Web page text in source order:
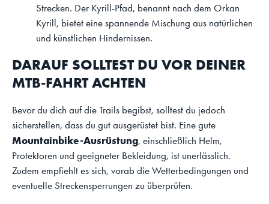
Strecken. Der Kyrill-Pfad, benannt nach dem Orkan
Kyrill, bietet eine spannende Mischung aus natürlichen
und künstlichen Hindernissen.
DARAUF SOLLTEST DU VOR DEINER
MTB-FAHRT ACHTEN
Bevor du dich auf die Trails begibst, solltest du jedoch
sicherstellen, dass du gut ausgerüstet bist. Eine gute
Mountainbike-Ausrüstung, einschließlich Helm,
Protektoren und geeigneter Bekleidung, ist unerlässlich.
Zudem empfiehlt es sich, vorab die Wetterbedingungen und
eventuelle Streckensperrungen zu überprüfen.